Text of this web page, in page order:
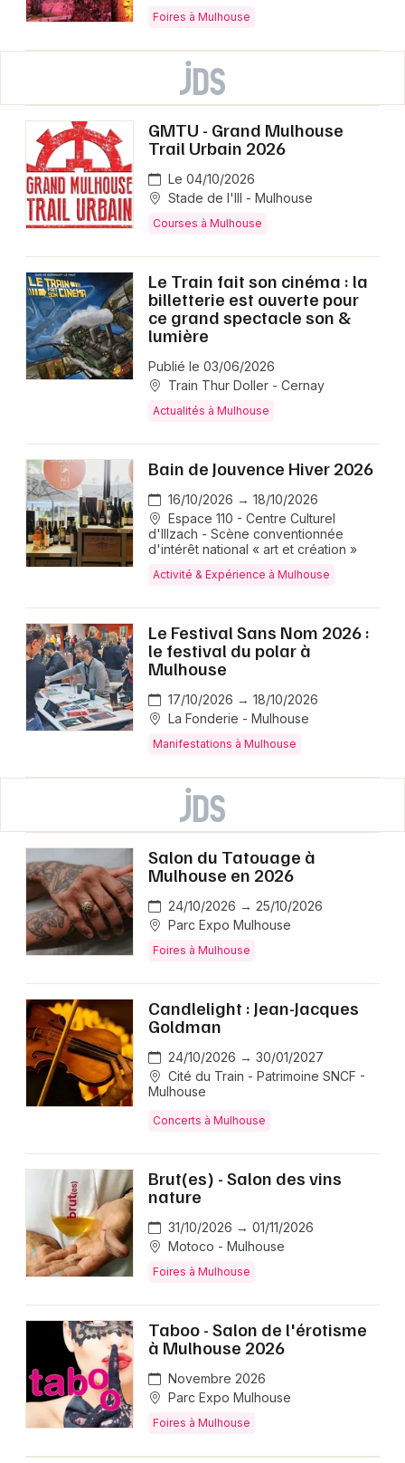
Foires à Mulhouse
GMTU - Grand Mulhouse
Trail Urbain 2026
Le 04/10/2026
Stade de l'Ill - Mulhouse
Courses à Mulhouse
Le Train fait son cinéma : la
billetterie est ouverte pour
ce grand spectacle son &
lumière
Publié le 03/06/2026
Train Thur Doller - Cernay
Actualités à Mulhouse
Bain de Jouvence Hiver 2026
16/10/2026 → 18/10/2026
Espace 110 - Centre Culturel
d'Illzach - Scène conventionnée
d'intérêt national « art et création »
Activité & Expérience à Mulhouse
Le Festival Sans Nom 2026 :
le festival du polar à
Mulhouse
17/10/2026 → 18/10/2026
La Fonderie - Mulhouse
Manifestations à Mulhouse
Salon du Tatouage à
Mulhouse en 2026
24/10/2026 → 25/10/2026
Parc Expo Mulhouse
Foires à Mulhouse
Candlelight : Jean-Jacques
Goldman
24/10/2026 → 30/01/2027
Cité du Train - Patrimoine SNCF -
Mulhouse
Concerts à Mulhouse
Brut(es) - Salon des vins
nature
31/10/2026 → 01/11/2026
Motoco - Mulhouse
Foires à Mulhouse
Taboo - Salon de l'érotisme
à Mulhouse 2026
Novembre 2026
Parc Expo Mulhouse
Foires à Mulhouse